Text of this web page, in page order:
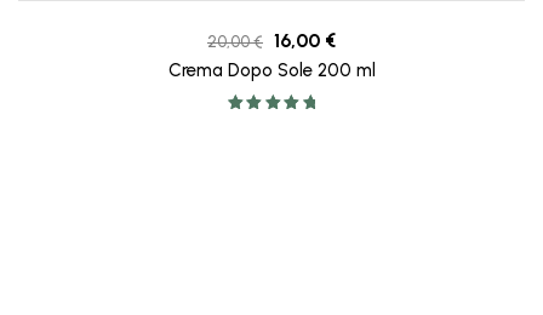
20,00€ 16,00 €
Crema Dopo Sole 200 ml